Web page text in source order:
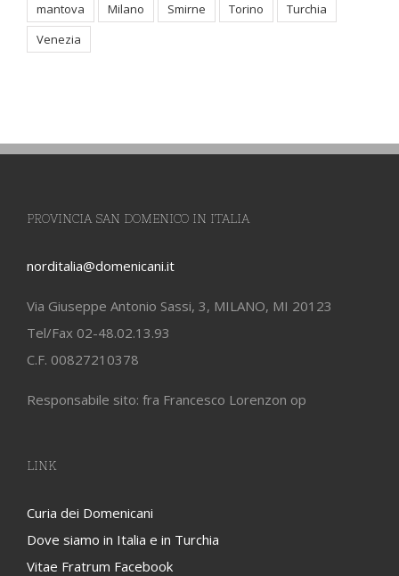
mantova
Milano Smirne Torino
Turchia
Venezia
PROVINCIA SAN DOMENICO IN ITALIA
norditalia@domenicani.it
Via Giuseppe Antonio Sassi, 3, MILANO, MI 20123
Tel/Fax 02-48.02.13.93
C.F. 00827210378
Responsabile sito: fra Francesco Lorenzon op
LINK
Curia dei Domenicani
Dove siamo in Italia e in Turchia
Vitae Fratrum Facebook